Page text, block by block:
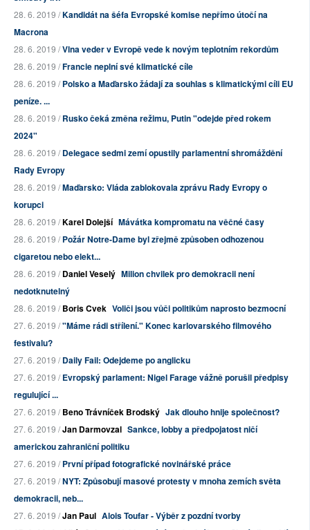
28. 6. 2019 /Kandidát na šéfa Evropské komise nepřímo útočí na
Macrona
28. 6. 2019 /Vlna veder v Evropě vede k novým teplotním rekordům
28. 6. 2019 /Francie neplní své klimatické cíle
28. 6. 2019 /Polsko a Maďarsko žádají za souhlas s klimatickými cíli EU
peníze. ...
28. 6. 2019 /Rusko čeká změna režimu, Putin "odejde před rokem
2024"
28. 6. 2019 /Delegace sedmi zemí opustily parlamentní shromáždění
Rady Evropy
28. 6. 2019 /Maďarsko: Vláda zablokovala zprávu Rady Evropy o
korupci
28. 6. 2019 /Karel Dolejší Mávátka kompromatu na věčné časy
28. 6. 2019 /Požár Notre-Dame byl zřejmě způsoben odhozenou
cigaretou nebo elekt...
28. 6. 2019 /Daniel Veselý Milion chvilek pro demokracii není
nedotknutelný
28. 6. 2019 /Boris Cvek Voliči jsou vůči politikům naprosto bezmocní
27. 6. 2019 /"Máme rádi střílení." Konec karlovarského filmového
festivalu?
27. 6. 2019 /Daily Fail: Odejdeme po anglicku
27. 6. 2019 /Evropský parlament: Nigel Farage vážně porušil předpisy
regulující ...
27. 6. 2019 /Beno Trávníček Brodský Jak dlouho hnije společnost?
27. 6. 2019 /Jan Darmovzal Sankce, lobby a předpojatost ničí
americkou zahraniční politiku
27. 6. 2019 /První případ fotografické novinářské práce
27. 6. 2019 /NYT: Způsobují masové protesty v mnoha zemích světa
demokracii, neb...
27. 6. 2019 /Jan Paul Alois Toufar - Výběr z pozdní tvorby